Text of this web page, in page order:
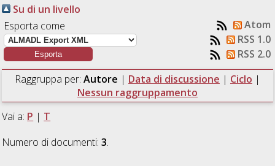
Su di un livello
Esporta come
Atom
RSS 1.0
RSS 2.0
Raggruppa per: Autore | Data di discussione | Ciclo |
Nessun raggruppamento
Vai a: P | T
Numero di documenti:3.